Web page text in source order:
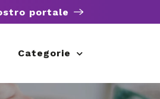
portale
Categorie